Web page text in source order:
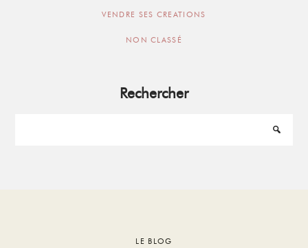
VENDRE SES CREATIONS
NON CLASSÉ
Rechercher
LE BLOG